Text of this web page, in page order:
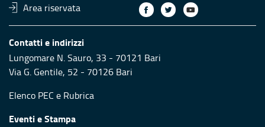
Area riservata
Contatti e indirizzi
Lungomare N. Sauro, 33 - 70121 Bari
Via G. Gentile, 52 - 70126 Bari
Elenco PEC e Rubrica
Eventi e Stampa